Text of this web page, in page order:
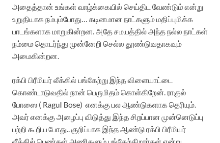
அதைத்தான் உங்கள் வாழ்க்கையில் செய்திட வேண்டும் என்று
உறுதியாக நம்பும்போது… கடினமான நாட்களும் மதிப்புமிக்க
பாடங்களாக மாறுகின்றன. அதே சமயத்தில் அந்த நல்ல நாட்கள்
நம்மை தொடர்ந்து முன்னேறி செல்ல தூண்டுவதாகவும்
அமைகின்றன.
ரக்பி பிரீமியர் லீக்கில் பங்கேற்று இந்த விளையாட்டை
கொண்டாடுவதில் நான் பெருமிதம் கொள்கிறேன். ராகுல்
போஸை ( Ragul Bose) எனக்கு பல ஆண்டுகளாக தெரியும்.
அவர் எனக்கு அழைப்பு விடுத்து இந்த சிறப்பான முன்னெடுப்பு
பற்றி கூறிய போது.. குறிப்பாக இந்த ஆண்டு ரக்பி பிரீமியர்